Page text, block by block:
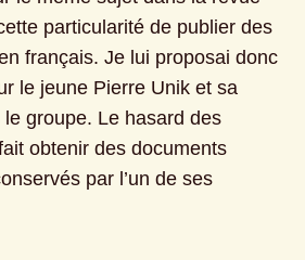
particularité de publier des
français. Je lui proposai donc
le jeune Pierre Unik et sa
le groupe. Le hasard des
obtenir des documents
par l’un de ses